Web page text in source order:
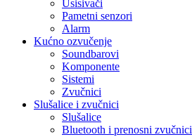
Usisivači
Pametni senzori
Alarm
Kućno ozvučenje
Soundbarovi
Komponente
Sistemi
Zvučnici
Slušalice i zvučnici
Slušalice
Bluetooth i prenosni zvučnici